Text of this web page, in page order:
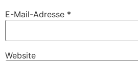
E-Mail-Adresse *
Website